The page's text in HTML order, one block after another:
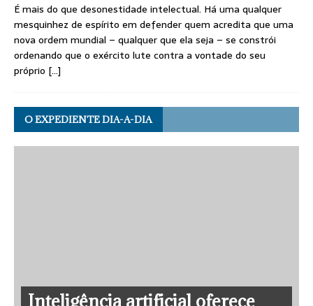
É mais do que desonestidade intelectual. Há uma qualquer
mesquinhez de espírito em defender quem acredita que uma
nova ordem mundial – qualquer que ela seja – se constrói
ordenando que o exército lute contra a vontade do seu
próprio […]
O EXPEDIENTE DIA-A-DIA
Inteligência artificial oferece